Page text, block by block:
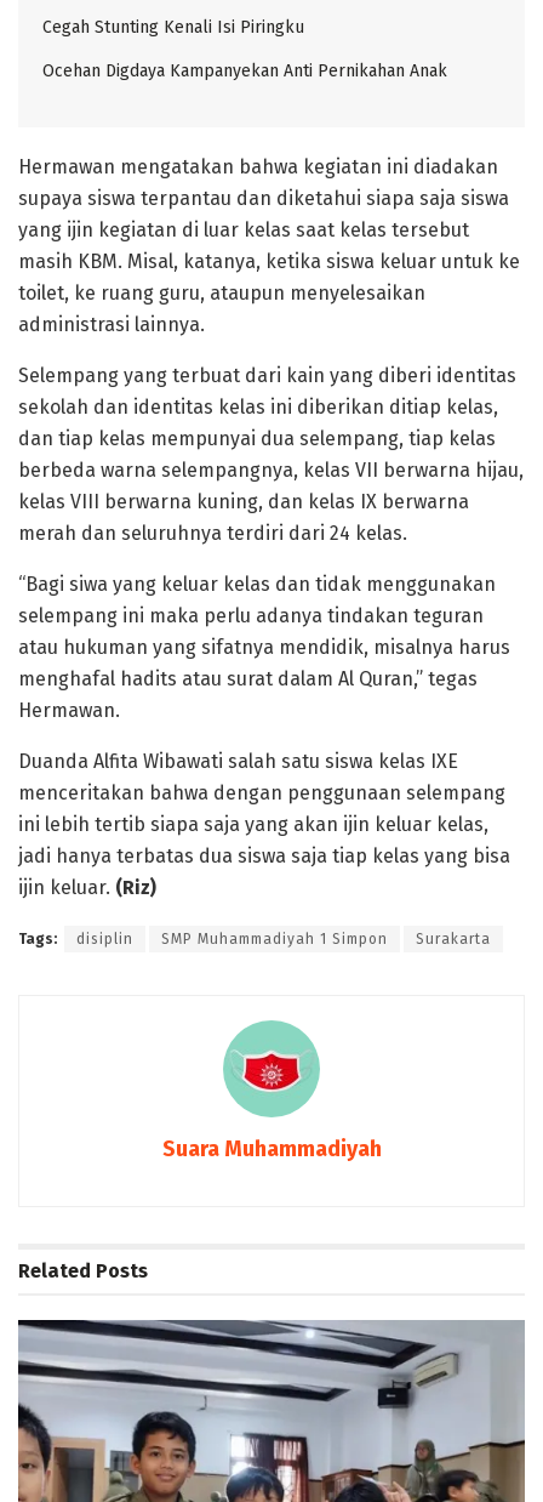
Cegah Stunting Kenali Isi Piringku
Ocehan Digdaya Kampanyekan Anti Pernikahan Anak
Hermawan mengatakan bahwa kegiatan ini diadakan
supaya siswa terpantau dan diketahui siapa saja siswa
yang ijin kegiatan di luar kelas saat kelas tersebut
masih KBM. Misal, katanya, ketika siswa keluar untuk ke
toilet, ke ruang guru, ataupun menyelesaikan
administrasi lainnya.
Selempang yang terbuat dari kain yang diberi identitas
sekolah dan identitas kelas ini diberikan ditiap kelas,
dan tiap kelas mempunyai dua selempang, tiap kelas
berbeda warna selempangnya, kelas VII berwarna hijau,
kelas VIII berwarna kuning, dan kelas IX berwarna
merah dan seluruhnya terdiri dari 24 kelas.
“Bagi siwa yang keluar kelas dan tidak menggunakan
selempang ini maka perlu adanya tindakan teguran
atau hukuman yang sifatnya mendidik, misalnya harus
menghafal hadits atau surat dalam Al Quran,” tegas
Hermawan.
Duanda Alfita Wibawati salah satu siswa kelas IXE
menceritakan bahwa dengan penggunaan selempang
ini lebih tertib siapa saja yang akan ijin keluar kelas,
jadi hanya terbatas dua siswa saja tiap kelas yang bisa
ijin keluar. (Riz)
Tags: disiplin SMP Muhammadiyah 1 Simpon Surakarta
Suara Muhammadiyah
Related Posts